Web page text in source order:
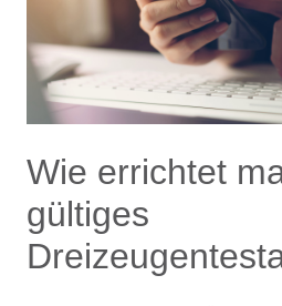
Wie errichtet
gültiges